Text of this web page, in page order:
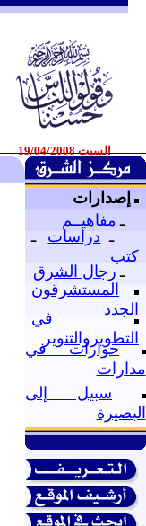
السبت 19/04/2008
إصدارات
ـ مفاهيــم
ـ دراسات
ـ
كتب
ـ رجال الشرق
المستشرقون
الجدد
في
التطويروالتنوير
حوارات في
مدارات
سبيل إلى
البصيرة